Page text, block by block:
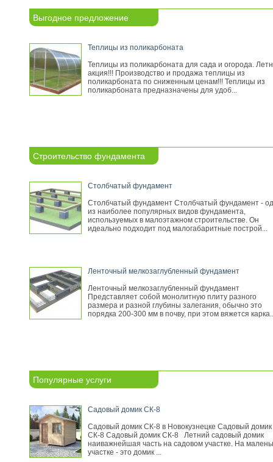
Выгодное предложение
Теплицы из поликарбоната
Теплицы из поликарбоната для сада и огорода.
акция!!! Производство и продажа теплицы из
поликарбоната по сниженным ценам!!! Теплицы из
поликарбоната предназначены для удоб...
Строительство фундамента
Столбчатый фундамент
Столбчатый фундамент Столбчатый фундамент -
из наиболее популярных видов фундамента,
используемых в малоэтажном строительстве. Он
идеально подходит под малогабаритные построй...
Ленточный мелкозаглубленный фундамент
Ленточный мелкозаглубленный фундамент
Представляет собой монолитную плиту разного
размера и разной глубины залегания, обычно это
порядка 200-300 мм в почву, при этом вяжется
Популярные услуги
Садовый домик СК-8
Садовый домик СК-8 в Новокузнецке Садовый домик
СК-8 Садовый домик СК-8 Летний садовый домик
наиважнейшая часть на садовом участке. На
участке - это домик ...